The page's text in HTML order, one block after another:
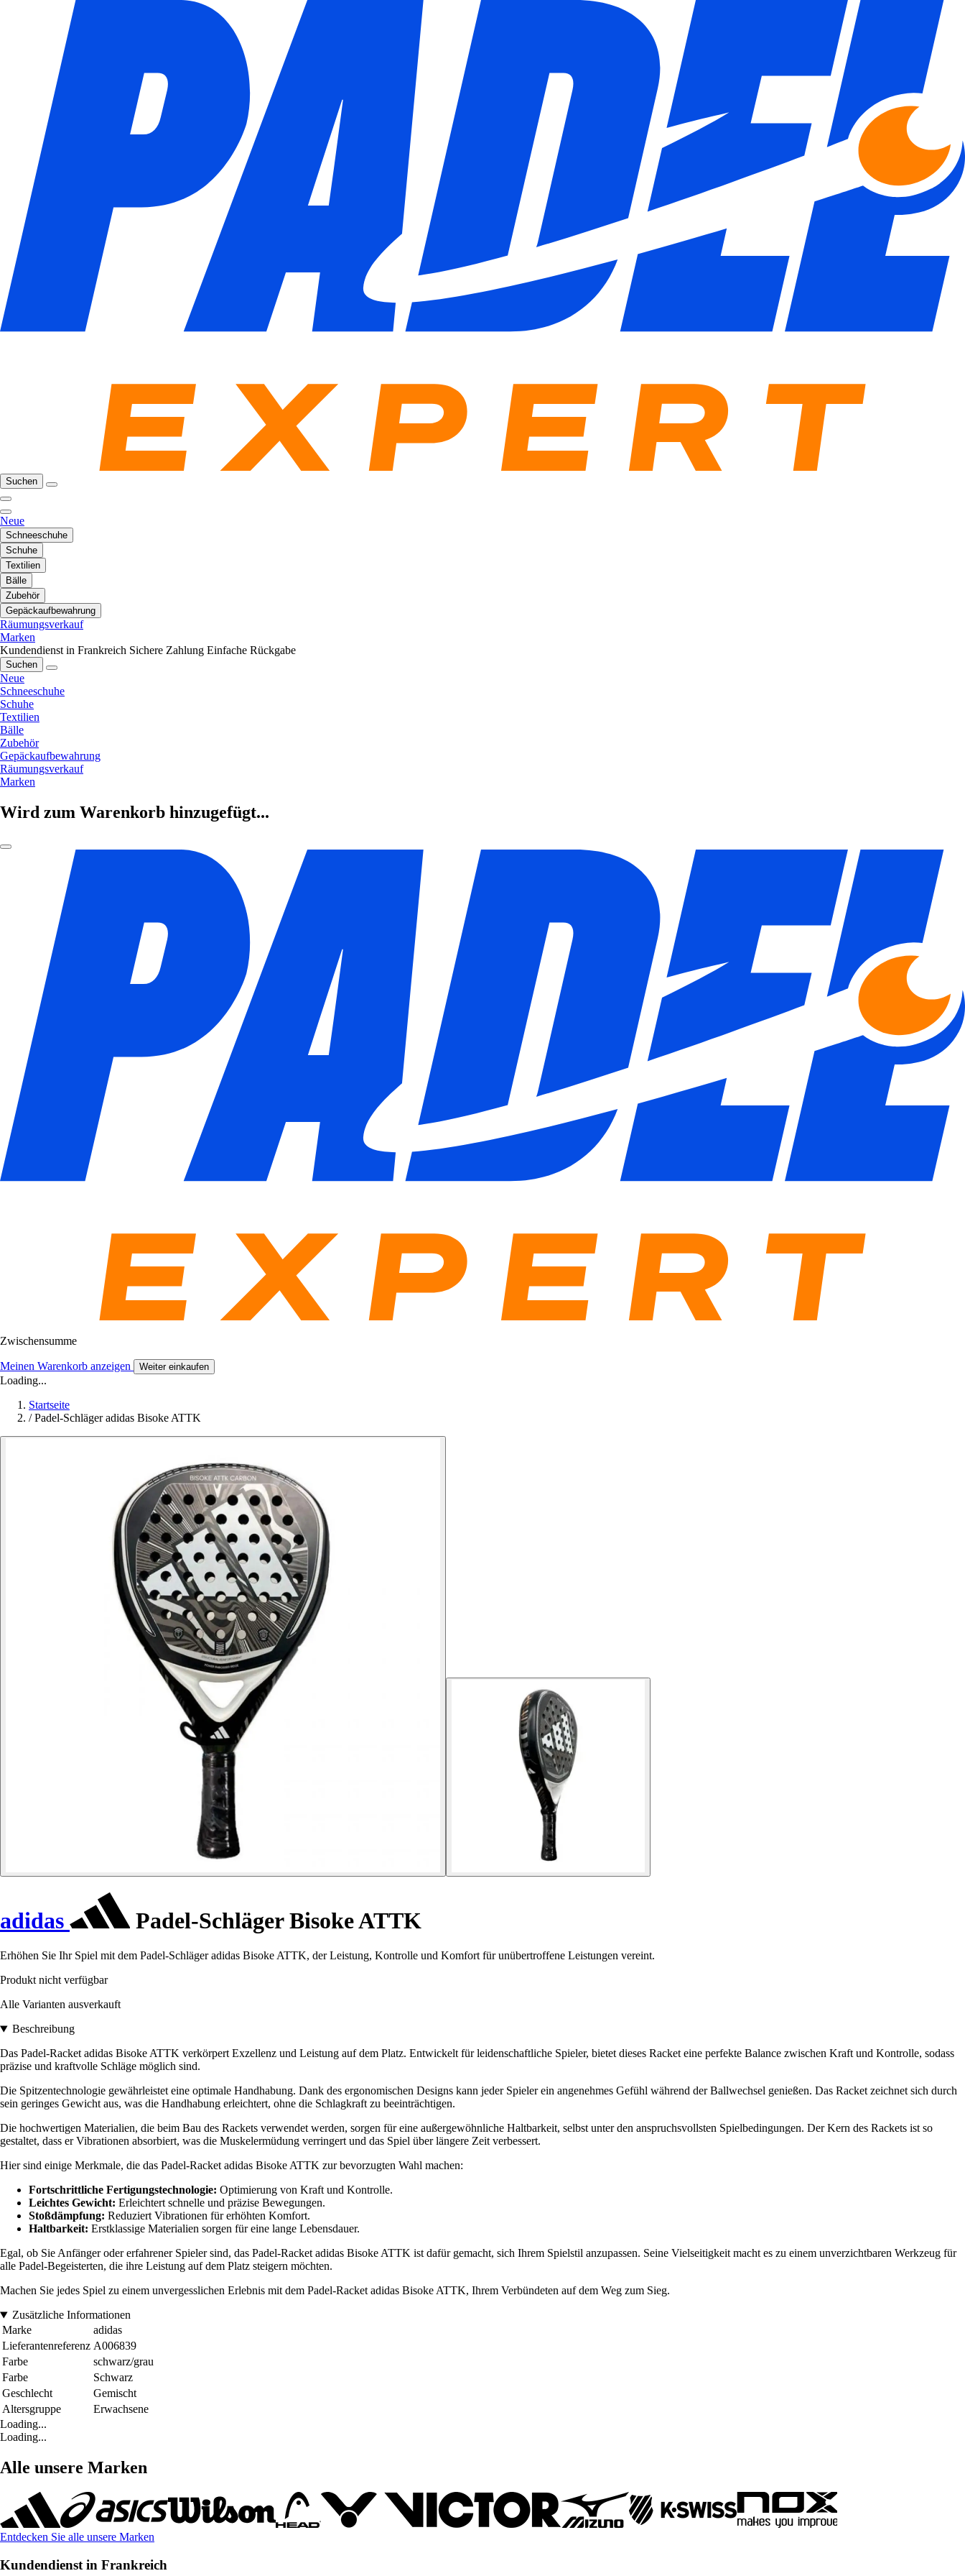
Suchen
Neue
Schneeschuhe
Schuhe
Textilien
Bälle
Zubehör
Gepäckaufbewahrung
Räumungsverkauf
Marken
Kundendienst in Frankreich Sichere Zahlung Einfache Rückgabe
Suchen
Neue
Schneeschuhe
Schuhe
Textilien
Bälle
Zubehör
Gepäckaufbewahrung
Räumungsverkauf
Marken
Wird zum Warenkorb hinzugefügt...
Zwischensumme
Meinen Warenkorb anzeigen Weiter einkaufen
Loading...
Startseite
/ Padel-Schläger adidas Bisoke ATTK
adidas Padel-Schläger Bisoke ATTK
Erhöhen Sie Ihr Spiel mit dem Padel-Schläger adidas Bisoke ATTK, der Leistung, Kontrolle und Komfort für unübertroffene Leistungen vereint.
Produkt nicht verfügbar
Alle Varianten ausverkauft
Beschreibung
Das Padel-Racket adidas Bisoke ATTK verkörpert Exzellenz und Leistung auf dem Platz. Entwickelt für leidenschaftliche Spieler, bietet dieses Racket eine perfekte Balance zwischen Kraft und Kontrolle, sodass
präzise und kraftvolle Schläge möglich sind.
Die Spitzentechnologie gewährleistet eine optimale Handhabung. Dank des ergonomischen Designs kann jeder Spieler ein angenehmes Gefühl während der Ballwechsel genießen. Das Racket zeichnet sich durch
sein geringes Gewicht aus, was die Handhabung erleichtert, ohne die Schlagkraft zu beeinträchtigen.
Die hochwertigen Materialien, die beim Bau des Rackets verwendet werden, sorgen für eine außergewöhnliche Haltbarkeit, selbst unter den anspruchsvollsten Spielbedingungen. Der Kern des Rackets ist so
gestaltet, dass er Vibrationen absorbiert, was die Muskelermüdung verringert und das Spiel über längere Zeit verbessert.
Hier sind einige Merkmale, die das Padel-Racket adidas Bisoke ATTK zur bevorzugten Wahl machen:
Fortschrittliche Fertigungstechnologie: Optimierung von Kraft und Kontrolle.
Leichtes Gewicht: Erleichtert schnelle und präzise Bewegungen.
Stoßdämpfung: Reduziert Vibrationen für erhöhten Komfort.
Haltbarkeit: Erstklassige Materialien sorgen für eine lange Lebensdauer.
Egal, ob Sie Anfänger oder erfahrener Spieler sind, das Padel-Racket adidas Bisoke ATTK ist dafür gemacht, sich Ihrem Spielstil anzupassen. Seine Vielseitigkeit macht es zu einem unverzichtbaren Werkzeug für
alle Padel-Begeisterten, die ihre Leistung auf dem Platz steigern möchten.
Machen Sie jedes Spiel zu einem unvergesslichen Erlebnis mit dem Padel-Racket adidas Bisoke ATTK, Ihrem Verbündeten auf dem Weg zum Sieg.
Zusätzliche Informationen
Marke
adidas
Lieferantenreferenz A006839
Farbe
schwarz/grau
Farbe
Schwarz
Geschlecht
Gemischt
Altersgruppe
Erwachsene
Loading...
Loading...
Alle unsere Marken
Entdecken Sie alle unsere Marken
Kundendienst in Frankreich